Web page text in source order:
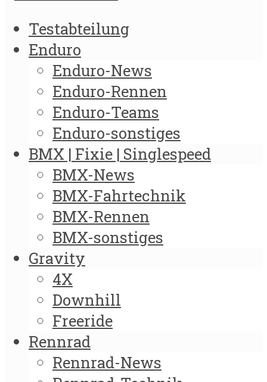
Testabteilung
Enduro
Enduro-News
Enduro-Rennen
Enduro-Teams
Enduro-sonstiges
BMX | Fixie | Singlespeed
BMX-News
BMX-Fahrtechnik
BMX-Rennen
BMX-sonstiges
Gravity
4X
Downhill
Freeride
Rennrad
Rennrad-News